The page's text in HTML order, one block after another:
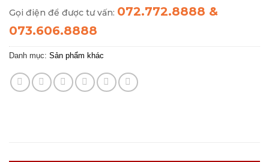
Gọi điện để được tư vấn: 072.772.8888 &
073.606.8888
Danh mục: Sản phẩm khác